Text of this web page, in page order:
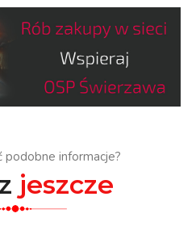
podobne informacje?
jeszcze